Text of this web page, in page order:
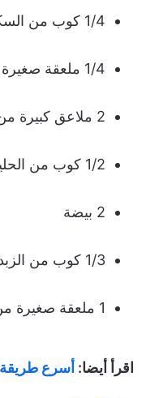
1/4 كوب من السكر
1/4 ملعقة صغيرة من الملح
2 ملاعق كبيرة من الخميرة الفورية
1/2 كوب من الحليب الدافئ
2 بيضة
1/3 كوب من الزبدة الطرية
1 ملعقة صغيرة من خلاصة الفانيليا
اقرأ أيضا: أسرع طريقة